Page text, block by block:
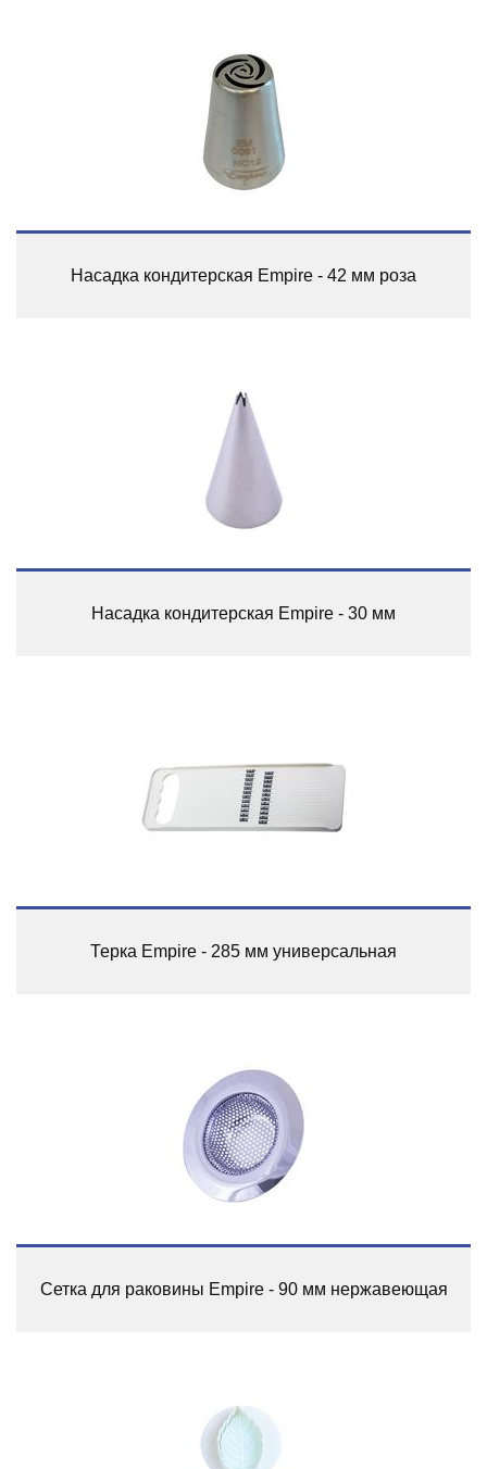
Насадка кондитерская Empire - 42 мм роза
Насадка кондитерская Empire - 30 мм
Терка Empire - 285 мм универсальная
Сетка для раковины Empire - 90 мм нержавеющая